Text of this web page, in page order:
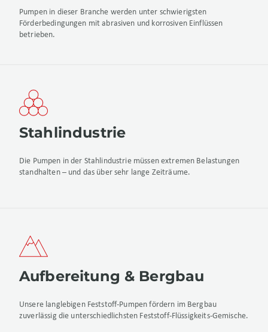
Pumpen in dieser Branche werden unter schwierigsten
Förderbedingungen mit abrasiven und korrosiven Einflüssen
betrieben.
Stahlindustrie
Die Pumpen in der Stahlindustrie müssen extremen Belastungen
standhalten – und das über sehr lange Zeiträume.
Aufbereitung & Bergbau
Unsere langlebigen Feststoff-Pumpen fördern im Bergbau
zuverlässig die unterschiedlichsten Feststoff-Flüssigkeits-Gemische.